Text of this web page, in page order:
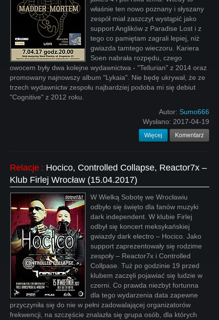
właśnie ten nowo poznany i słyszany
zespół miał zaszczyt wystąpić jako
support Anglików z Paradise Lost i z
tego co pamiętam zagrali lepiej, niż
gwiazda tamtego wieczoru. Kariera
Soen nabrała rozpędu, czego
owocem były dwa kolejne wydawnictwa - "Tellurian" z 2014 oraz
promowany najnowszy album "Lykaia". Nie będę ukrywał, że ze
trzech wydawnictw zespołu najbardziej podoba mi się debiut
"Cognitive" z 2012 roku.
Autor: Sumo666
Wysłano: 2017-04-19
Więcej Komentarz
Relacje : Hocico, Controlled Collapse, Reactor7x –
Klub Firlej Wrocław (15.04.2017)
W Wielką Sobotę we Wrocławiu
odbyło się święto dla fanów muzyki
dark independent. W klubie Firlej
odbył się koncert meksykańskiej
gwiazdy dark electro – Hocico. Jako
support zaprezentowały się rodzime
zespoły – Reactor7x i Controlled
Collpase. Tuż po godzinie 19 przed
klubem zaczęli pojawiać się ludzie w
czerni. Co prawda niezbyt fortunna
dla tego wydarzenia data zapewne
przyczyniła się do nie w pełni zadowalającej organizatorów
frekwencji, na szczęście znalazła się grupa osób, dla których